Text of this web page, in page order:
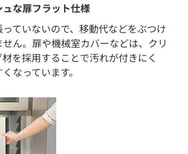
ュな扉フラット仕様
ていないので、移動代などをぶつけ
ん。扉や機械室カバーなどは、クリ
を採用することで汚れが付きにく
なっています。